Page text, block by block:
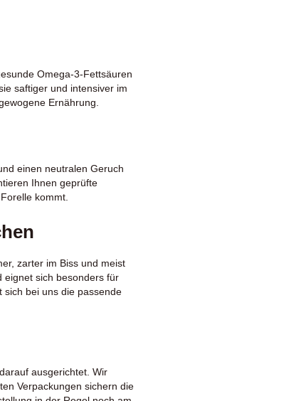
Omega-3-Fettsäuren
saftiger und intensiver im
Ernährung.
einen neutralen Geruch
Ihnen geprüfte
kommt.
zarter im Biss und meist
eignet sich besonders für
sich bei uns die passende
ausgerichtet. Wir
Verpackungen sichern die